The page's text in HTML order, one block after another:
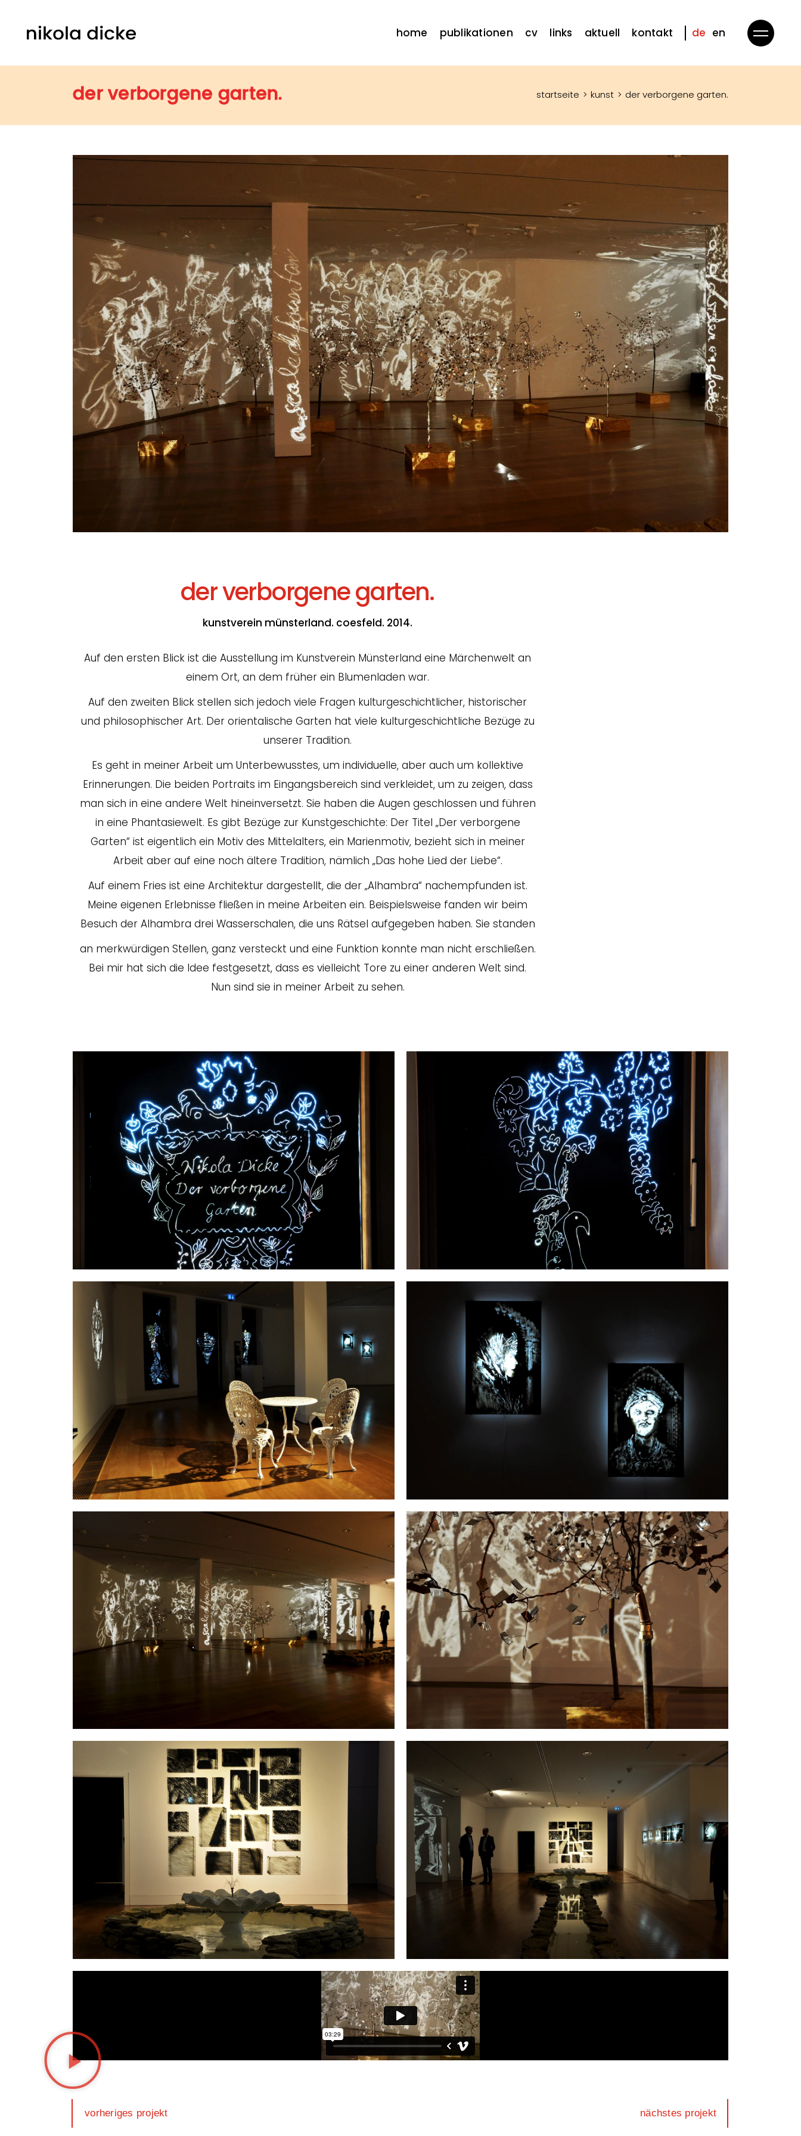
home publikationen cv links aktuell kontakt de en
der verborgene garten. startseite kunst der verborgene garten.
der verborgene garten.
kunstverein münsterland. coesfeld. 2014.
Auf den ersten Blick ist die Ausstellung im Kunstverein Münsterland eine Märchenwelt an
einem Ort, an dem früher ein Blumenladen war.
Auf den zweiten Blick stellen sich jedoch viele Fragen kulturgeschichtlicher, historischer
und philosophischer Art. Der orientalische Garten hat viele kulturgeschichtliche Bezüge zu
unserer Tradition.
Es geht in meiner Arbeit um Unterbewusstes, um individuelle, aber auch um kollektive
Erinnerungen. Die beiden Portraits im Eingangsbereich sind verkleidet, um zu zeigen, dass
man sich in eine andere Welt hineinversetzt. Sie haben die Augen geschlossen und führen
in eine Phantasiewelt. Es gibt Bezüge zur Kunstgeschichte: Der Titel „Der verborgene
Garten“ ist eigentlich ein Motiv des Mittelalters, ein Marienmotiv, bezieht sich in meiner
Arbeit aber auf eine noch ältere Tradition, nämlich „Das hohe Lied der Liebe“.
Auf einem Fries ist eine Architektur dargestellt, die der „Alhambra“ nachempfunden ist.
Meine eigenen Erlebnisse fließen in meine Arbeiten ein. Beispielsweise fanden wir beim
Besuch der Alhambra drei Wasserschalen, die uns Rätsel aufgegeben haben. Sie standen
an merkwürdigen Stellen, ganz versteckt und eine Funktion konnte man nicht erschließen.
Bei mir hat sich die Idee festgesetzt, dass es vielleicht Tore zu einer anderen Welt sind.
Nun sind sie in meiner Arbeit zu sehen.
vorheriges projekt nächstes projekt